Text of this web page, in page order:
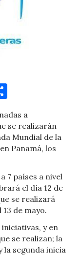
a
se realizarán
Mundial de la
Panamá, los
7 países a nivel
el día 12 de
se realizará
de mayo.
y en
se realizan; la
la segunda inicia